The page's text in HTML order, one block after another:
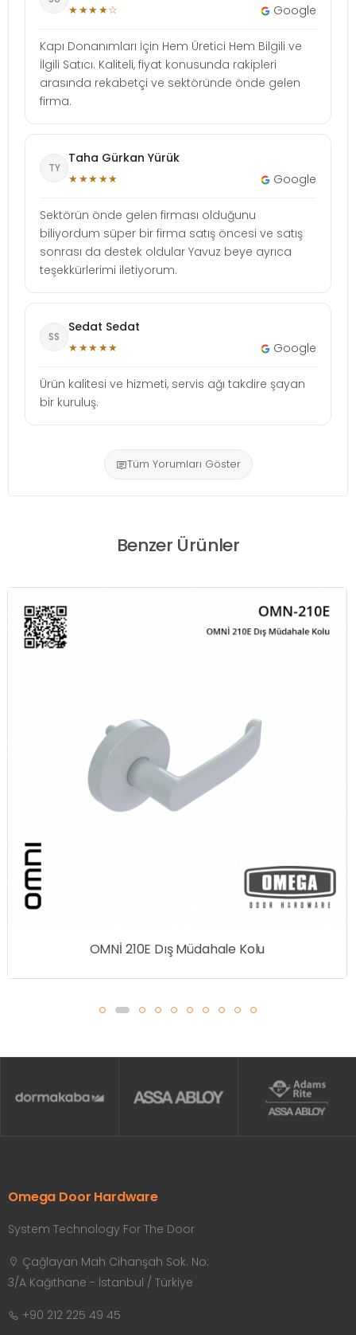
★★★★☆ Google
Kapı Donanımları İçin Hem Üretici Hem Bilgili ve
İlgili Satıcı. Kaliteli, fiyat konusunda rakipleri
arasında rekabetçi ve sektöründe önde gelen
firma.
TY
Taha Gürkan Yürük
★★★★★ Google
Sektörün önde gelen firması olduğunu
biliyordum süper bir firma satış öncesi ve satış
sonrası da destek oldular Yavuz beye ayrıca
teşekkürlerimi iletiyorum.
SS
Sedat Sedat
★★★★★ Google
Ürün kalitesi ve hizmeti, servis ağı takdire şayan
bir kuruluş.
Tüm Yorumları Göster
Benzer Ürünler
210E Dış Müdahale Kolu
ASSA ABLOY
Omega Door Hardware
System Technology For The Door
Çağlayan Mah Cihanşah Sok. No:
3/A Kağıthane - İstanbul / Türkiye
+90 212 225 49 45